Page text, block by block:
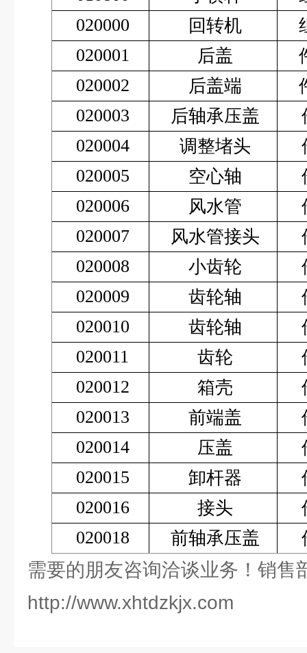
020000 回转机
020001 后盖
020002 后盖端
020003 后轴承压盖
020004 调整堵头
020005 空心轴
020006 风水管
020007 风水管接头
020008 小齿轮
020009 齿轮轴
020010 齿轮轴
020011 齿轮
020012 箱壳
020013 前端盖
020014 压盖
020015 卸杆器
020016 接头
020018 前轴承压盖
需要的朋友咨询洽谈业务！销
http://www.xhtdzkjx.com